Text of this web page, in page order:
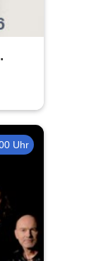
Uhr